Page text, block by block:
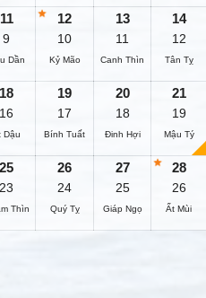
11
9
Dần
12
10
Kỷ Mão
13
11
Canh Thìn
14
12
Tân Tỵ
18
16
Dậu
19
17
Bính Tuất
20
18
Đinh Hợi
21
19
Mậu Tý
25
23
Thìn
26
24
Quý Tỵ
27
25
Giáp Ngọ
28
26
Ất Mùi